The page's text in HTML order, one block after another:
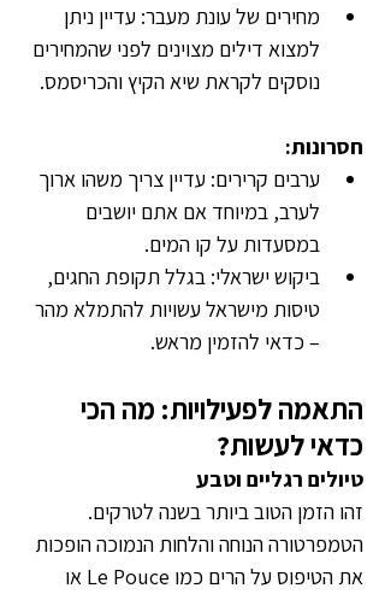
מחירים של עונת מעבר: עדיין ניתן
למצוא דילים מצוינים לפני שהמחירים
נוסקים לקראת שיא הקיץ והכריסמס.
חסרונות:
ערבים קרירים: עדיין צריך משהו ארוך
לערב, במיוחד אם אתם יושבים
במסעדות על קו המים.
ביקוש ישראלי: בגלל תקופת החגים,
טיסות מישראל עשויות להתמלא מהר
– כדאי להזמין מראש.
התאמה לפעילויות: מה הכי
כדאי לעשות?
טיולים רגליים וטבע
זהו הזמן הטוב ביותר בשנה לטרקים.
הטמפרטורה הנוחה והלחות הנמוכה הופכות
את הטיפוס על הרים כמו Le Pouce או